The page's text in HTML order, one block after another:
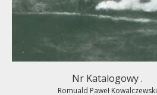
Nr Katalogowy .
Romuald Paweł Kowalczewski